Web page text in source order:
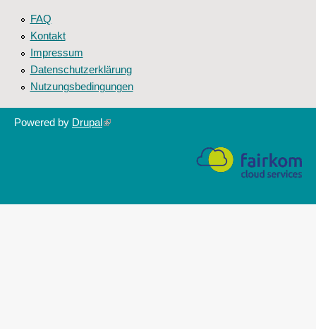
FAQ
Kontakt
Impressum
Datenschutzerklärung
Nutzungsbedingungen
Powered by Drupal(link